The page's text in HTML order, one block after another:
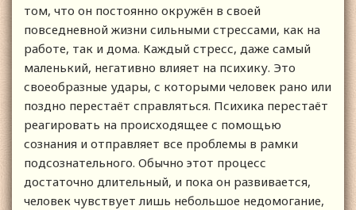
том, что он постоянно окружён в своей
повседневной жизни сильными стрессами, как на
работе, так и дома. Каждый стресс, даже самый
маленький, негативно влияет на психику. Это
своеобразные удары, с которыми человек рано или
поздно перестаёт справляться. Психика перестаёт
реагировать на происходящее с помощью
сознания и отправляет все проблемы в рамки
подсознательного. Обычно этот процесс
достаточно длительный, и пока он развивается,
человек чувствует лишь небольшое недомогание,